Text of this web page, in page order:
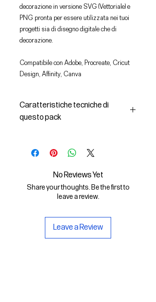
decorazione in versione SVG (Vettoriale) e
PNG pronta per essere utilizzata nei tuoi
progetti sia di disegno digitale che di
decorazione.
Compatibile con Adobe, Procreate, Cricut
Design, Affinity, Canva
Caratteristiche tecniche di
questo pack
- le immagini descritte in formato
- la licenza d'uso delle grafiche
Il File SVG è compatibile con Adobe,
Cricut Design, Cricut
Procreate e Affinity
No Reviews Yet
Share your thoughts. Be the first to
leave a review.
Leave a Review